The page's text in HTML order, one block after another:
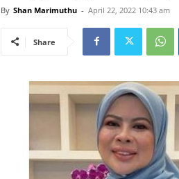
By Shan Marimuthu - April 22, 2022 10:43 am
Share